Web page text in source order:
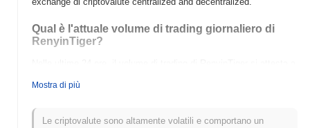
Qual è l'attuale volume di trading giornaliero di
RenyinTiger?
RenyinTiger?
Mostra di più
Le criptovalute sono altamente volatili e comportano un